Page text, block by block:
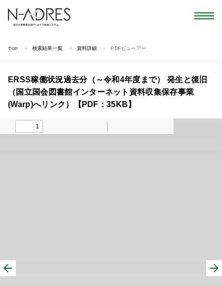
TOP 検索結果一覧 資料詳細 PDFビューアー
ERSS稼働状況過去分（～令和4年度まで） 発生と復旧
（国立国会図書館インターネット資料収集保存事業
(Warp)へリンク）【PDF：35KB】